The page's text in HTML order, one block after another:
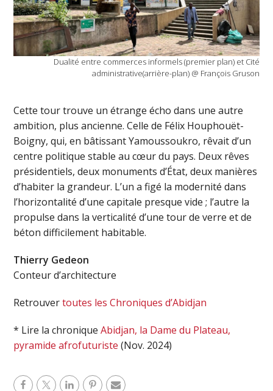
Dualité entre commerces informels (premier plan) et Cité
administrative(arrière-plan) @ François Gruson
Cette tour trouve un étrange écho dans une autre
ambition, plus ancienne. Celle de Félix Houphouët-
Boigny, qui, en bâtissant Yamoussoukro, rêvait d’un
centre politique stable au cœur du pays. Deux rêves
présidentiels, deux monuments d’État, deux manières
d’habiter la grandeur. L’un a figé la modernité dans
l’horizontalité d’une capitale presque vide ; l’autre la
propulse dans la verticalité d’une tour de verre et de
béton difficilement habitable.
Thierry Gedeon
Conteur d’architecture
Retrouvertoutes les Chroniques d’Abidjan
* Lire la chroniqueAbidjan, la Dame du Plateau,
pyramide afrofuturiste (Nov. 2024)